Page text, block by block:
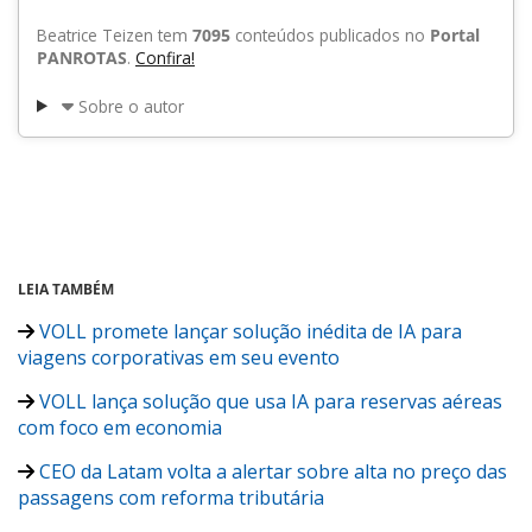
Beatrice Teizen tem 7095 conteúdos publicados no Portal
PANROTAS. Confira!
Sobre o autor
LEIA TAMBÉM
VOLL promete lançar solução inédita de IA para
viagens corporativas em seu evento
VOLL lança solução que usa IA para reservas aéreas
com foco em economia
CEO da Latam volta a alertar sobre alta no preço das
passagens com reforma tributária